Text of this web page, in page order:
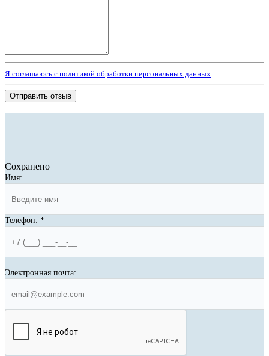
Я соглашаюсь с политикой обработки персональных данных
Отправить отзыв
Сохранено
Имя:
Телефон: *
Электронная почта: